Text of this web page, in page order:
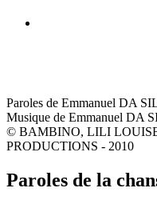
Paroles de Emmanuel DA
Musique de Emmanuel DA
© BAMBINO, LILI
PRODUCTIONS - 2010
Paroles de la